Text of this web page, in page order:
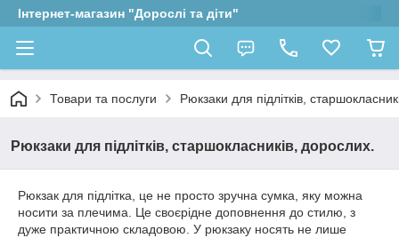
Інтернет-магазин "Дорослі та діти"
Товари та послуги Рюкзаки для підлітків,
Рюкзаки для підлітків, старшокласників, дорослих.
Рюкзак для підлітка, це не просто зручна сумка, яку можна
носити за плечима. Це своєрідне доповнення до стилю, з
дуже практичною складовою. У рюкзаку носять не лише